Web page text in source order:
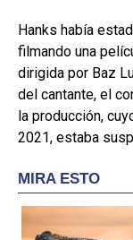
Hanks había
filmando una
dirigida por Baz
del cantante, el
la producción,
2021, estaba